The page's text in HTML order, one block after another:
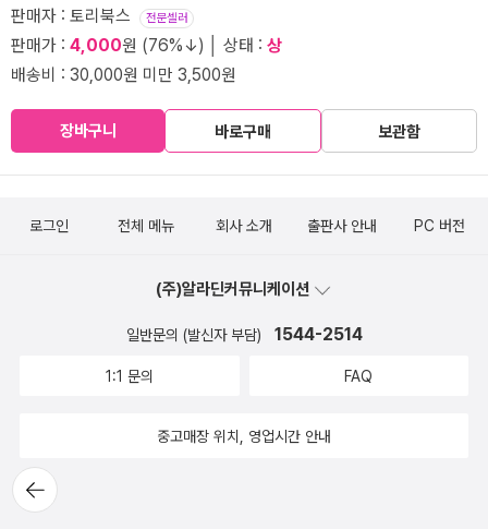
판매자 : 토리북스 전문셀러
판매가 : 4,000원 (76%↓) │ 상태 : 상
배송비 : 30,000원 미만 3,500원
장바구니 바로구매 보관함
뒤로가
기
로그인 전체 메뉴 회사 소개 출판사 안내 PC 버전
(주)알라딘커뮤니케이션
일반문의 (발신자 부담) 1544-2514
1:1 문의 FAQ
중고매장 위치, 영업시간 안내